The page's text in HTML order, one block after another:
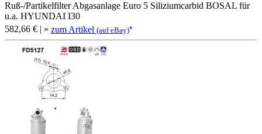
Ruß-/Partikelfilter Abgasanlage Euro 5 Siliziumcarbid BOSAL für
u.a. HYUNDAI I30
582,66 € | » zum Artikel (auf eBay)*